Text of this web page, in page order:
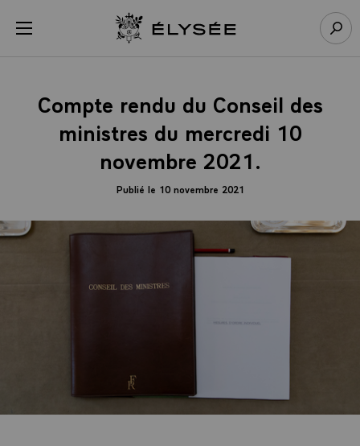
menu Retour à l’accueil Élysée
Compte rendu du Conseil des
ministres du mercredi 10
novembre 2021.
Publié le 10 novembre 2021
Panneau de gestion des cookies